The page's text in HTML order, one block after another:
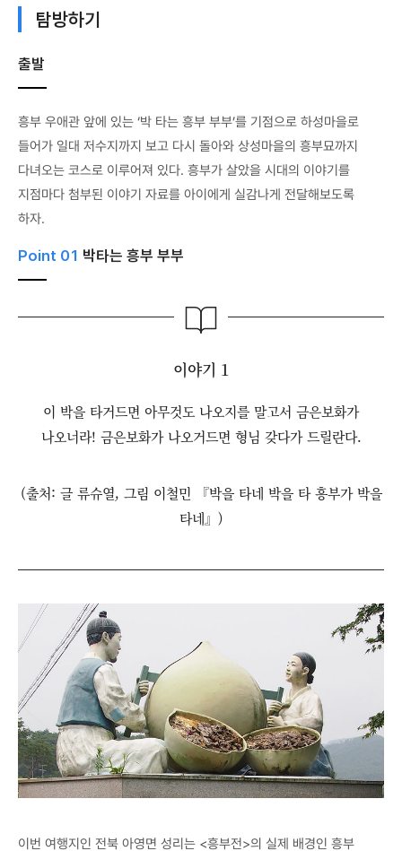
탐방하기
출발
흥부 우애관 앞에 있는 ‘박 타는 흥부 부부’를 기점으로 하성마을로
들어가 일대 저수지까지 보고 다시 돌아와 상성마을의 흥부묘까지
다녀오는 코스로 이루어져 있다. 흥부가 살았을 시대의 이야기를
지점마다 첨부된 이야기 자료를 아이에게 실감나게 전달해보도록
하자.
Point 01 박타는 흥부 부부
이야기 1
이 박을 타거드면 아무것도 나오지를 말고서 금은보화가
나오너라! 금은보화가 나오거드면 형님 갖다가 드릴란다.
(출처: 글 류슈열, 그림 이철민 『박을 타네 박을 타 흥부가 박을
타네』)
이번 여행지인 전북 아영면 성리는 <흥부전>의 실제 배경인 흥부